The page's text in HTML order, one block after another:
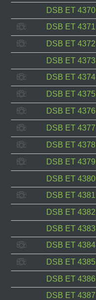
DSB ET 4370
DSB ET 4371
DSB ET 4372
DSB ET 4373
DSB ET 4374
DSB ET 4375
DSB ET 4376
DSB ET 4377
DSB ET 4378
DSB ET 4379
DSB ET 4380
DSB ET 4381
DSB ET 4382
DSB ET 4383
DSB ET 4384
DSB ET 4385
DSB ET 4386
DSB ET 4387